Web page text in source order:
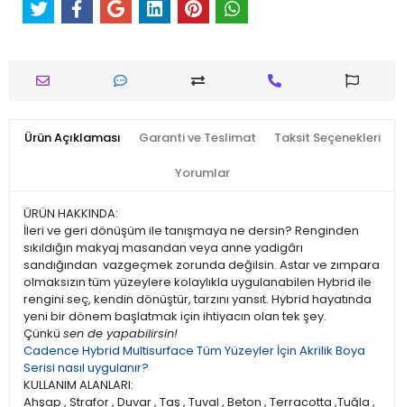
Ürün Açıklaması Garanti ve Teslimat Taksit Seçenekleri
Yorumlar
ÜRÜN HAKKINDA:
İleri ve geri dönüşüm ile tanışmaya ne dersin? Renginden
sıkıldığın makyaj masandan veya anne yadigârı
sandığından vazgeçmek zorunda değilsin. Astar ve zımpara
olmaksızın tüm yüzeylere kolaylıkla uygulanabilen Hybrid ile
rengini seç, kendin dönüştür, tarzını yansıt. Hybrid hayatında
yeni bir dönem başlatmak için ihtiyacın olan tek şey.
Çünkü sen de yapabilirsin!
Cadence Hybrid Multisurface Tüm Yüzeyler İçin Akrilik Boya
Serisi nasıl uygulanır?
KULLANIM ALANLARI:
Ahşap , Strafor , Duvar , Taş , Tuval , Beton , Terracotta ,Tuğla ,